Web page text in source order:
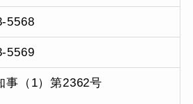
5568
5569
事（1）第2362号